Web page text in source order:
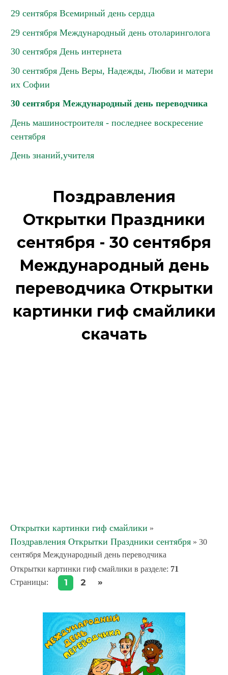
29 сентября Всемирный день сердца
29 сентября Международный день отоларинголога
30 сентября День интернета
30 сентября День Веры, Надежды, Любви и матери
их Софии
30 сентября Международный день переводчика
День машиностроителя - последнее воскресение
сентября
День знаний,учителя
Поздравления
Открытки Праздники
сентября - 30 сентября
Международный день
переводчика Открытки
картинки гиф смайлики
скачать
Открытки картинки гиф смайлики »
Поздравления Открытки Праздники сентября » 30
сентября Международный день переводчика
Открытки картинки гиф смайлики в разделе: 71
Страницы: 1 2 »